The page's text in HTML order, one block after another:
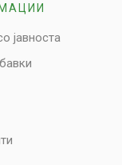
јавноста